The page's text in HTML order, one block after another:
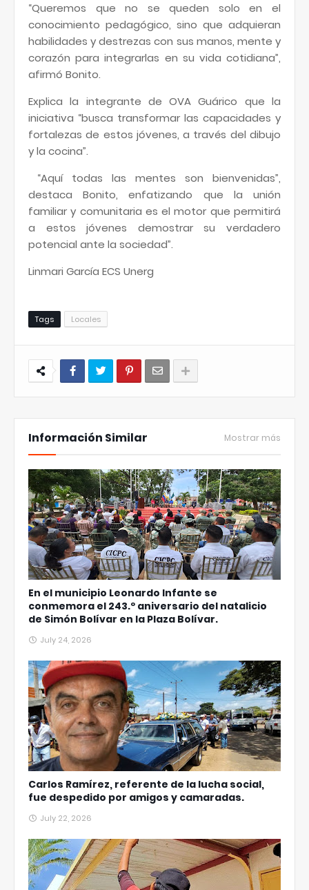
“Queremos que no se queden solo en el
conocimiento pedagógico, sino que adquieran
habilidades y destrezas con sus manos, mente y
corazón para integrarlas en su vida cotidiana”,
afirmó Bonito.
Explica la integrante de OVA Guárico que la
iniciativa “busca transformar las capacidades y
fortalezas de estos jóvenes, a través del dibujo
y la cocina”.
“Aquí todas las mentes son bienvenidas”,
destaca Bonito, enfatizando que la unión
familiar y comunitaria es el motor que permitirá
a estos jóvenes demostrar su verdadero
potencial ante la sociedad”.
Linmari García ECS Unerg
Tags Locales
Información Similar Mostrar más
En el municipio Leonardo Infante se
conmemora el 243.º aniversario del natalicio
de Simón Bolívar en la Plaza Bolívar.
July 24, 2026
Carlos Ramírez, referente de la lucha social,
fue despedido por amigos y camaradas.
July 22, 2026